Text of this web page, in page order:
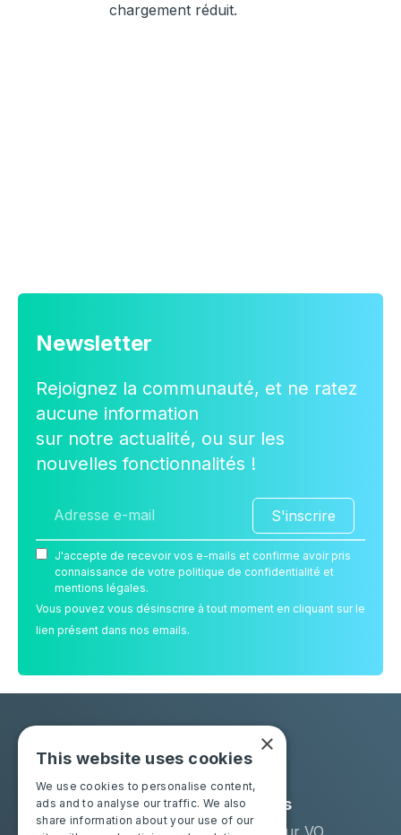
chargement réduit.
Newsletter
Rejoignez la communauté, et ne ratez
aucune information
sur notre actualité, ou sur les
nouvelles fonctionnalités !
S'inscrire
J'accepte de recevoir vos e-mails et confirme avoir pris
connaissance de votre politique de confidentialité et
mentions légales.
Vous pouvez vous désinscrire à tout moment en cliquant sur le
lien présent dans nos emails.
Solutions
Moba Certify Pro
Industries
Remarketeur VO
×
This website uses cookies
We use cookies to personalise content,
ads and to analyse our traffic. We also
share information about your use of our